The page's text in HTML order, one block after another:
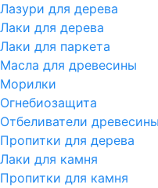
Лазури для дерева
Лаки для дерева
Лаки для паркета
Масла для древесины
Морилки
Огнебиозащита
Отбеливатели древесины
Пропитки для дерева
Лаки для камня
Пропитки для камня